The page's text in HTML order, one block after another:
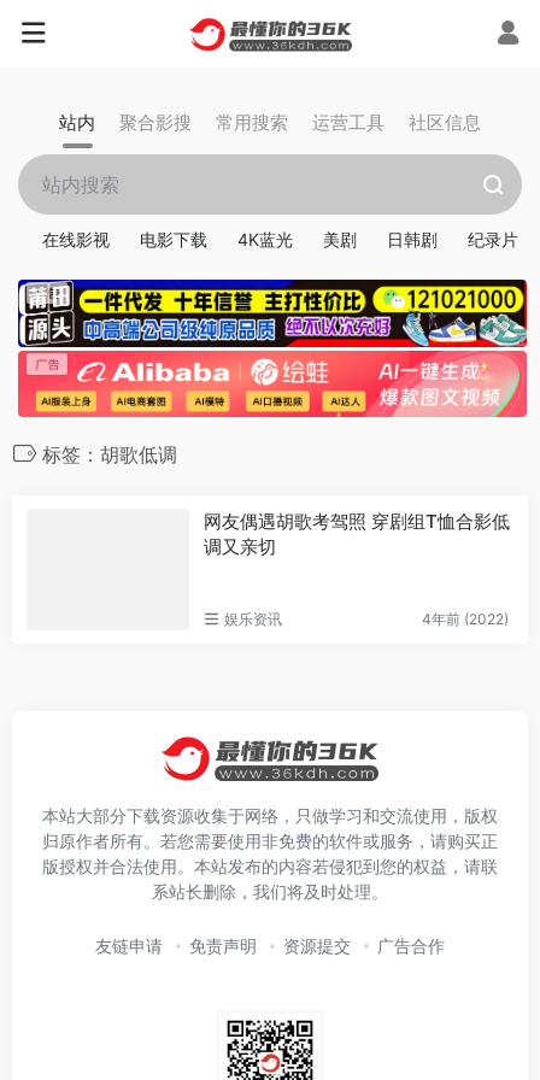
站内 聚合影搜 常用搜索 运营工具 社区信息
在线影视 电影下载 4K蓝光 美剧 日韩剧 纪录片
标签：胡歌低调
网友偶遇胡歌考驾照 穿剧组T恤合影低
调又亲切
娱乐资讯 4年前 (2022)
本站大部分下载资源收集于网络，只做学习和交流使用，版权
归原作者所有。若您需要使用非免费的软件或服务，请购买正
版授权并合法使用。本站发布的内容若侵犯到您的权益，请联
系站长删除，我们将及时处理。
友链申请 免责声明 资源提交 广告合作